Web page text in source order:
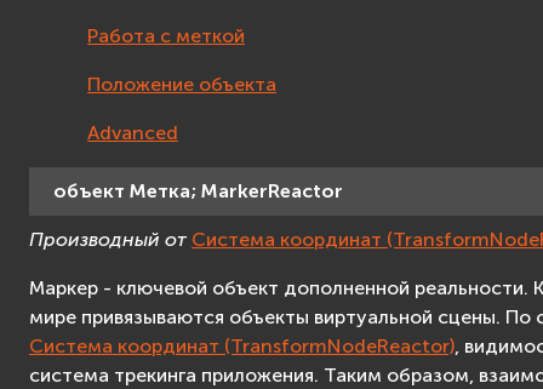
Видео
Захват видео
Манипулятор камеры
Интерактивное устройство
Мышь
VR контроллер
Система
Система трекинга
Работа с меткой
Положение объекта
Advanced
объект Метка; MarkerReactor
Производный от Система координат
Маркер - ключевой объект дополненной реальности.
мире привязываются объекты виртуальной сцены. По
Система координат (TransformNodeReactor) ,
система трекинга приложения. Таким образом,